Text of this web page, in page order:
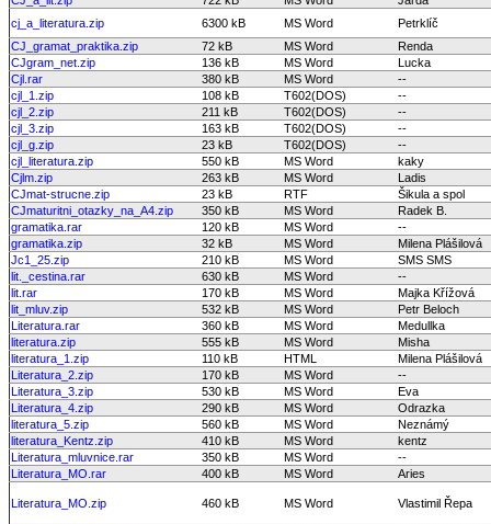
cj_a_literatura.zip
6300 kB MS Word
Petrklíč
CJ_gramat_praktika.zip
72 kB MS Word
Renda
CJgram_net.zip
136 kB MS Word
Lucka
Cjl.rar
380 kB MS Word
--
cjl_1.zip
108 kB T602(DOS)
--
cjl_2.zip
211 kB T602(DOS)
--
cjl_3.zip
163 kB T602(DOS)
--
cjl_g.zip
23 kB T602(DOS)
--
cjl_literatura.zip
550 kB MS Word
kaky
Cjlm.zip
263 kB MS Word
Ladis
CJmat-strucne.zip
23 kB RTF
Šikula a spol
CJmaturitni_otazky_na_A4.zip
350 kB MS Word
Radek B.
gramatika.rar
120 kB MS Word
--
gramatika.zip
32 kB MS Word
Milena Plášilová
Jc1_25.zip
210 kB MS Word
SMS SMS
lit._cestina.rar
630 kB MS Word
--
lit.rar
170 kB MS Word
Majka Křížová
lit_mluv.zip
532 kB MS Word
Petr Beloch
Literatura.rar
360 kB MS Word
Medullka
literatura.zip
555 kB MS Word
Misha
literatura_1.zip
110 kB HTML
Milena Plášilová
Literatura_2.zip
170 kB MS Word
--
Literatura_3.zip
530 kB MS Word
Eva
Literatura_4.zip
290 kB MS Word
Odrazka
literatura_5.zip
560 kB MS Word
Neznámý
literatura_Kentz.zip
410 kB MS Word
kentz
Literatura_mluvnice.rar
350 kB MS Word
--
Literatura_MO.rar
400 kB MS Word Aries
Literatura_MO.zip 460 kB MS Word Vlastimil Řepa